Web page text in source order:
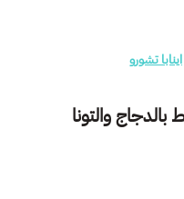
اينابا تشورو
والتونا